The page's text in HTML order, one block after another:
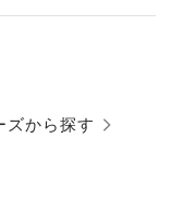
ズから探す